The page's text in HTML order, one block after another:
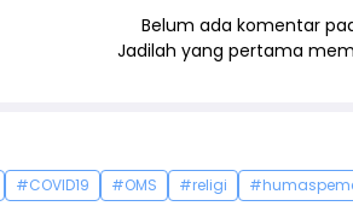
Belum ada komentar
Jadilah yang pertama
#COVID19 #OMS #religi